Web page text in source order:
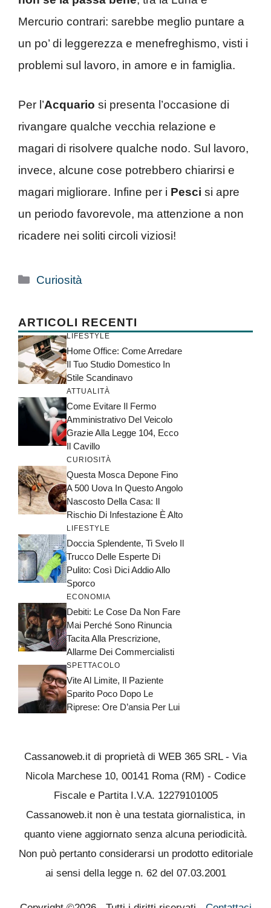
Mercurio contrari: sarebbe meglio puntare a
un po’ di leggerezza e menefreghismo, visti i
problemi sul lavoro, in amore e in famiglia.
Per l’Acquario si presenta l’occasione di
rivangare qualche vecchia relazione e
magari di risolvere qualche nodo. Sul lavoro,
invece, alcune cose potrebbero chiarirsi e
magari migliorare. Infine per i Pesci si apre
un periodo favorevole, ma attenzione a non
ricadere nei soliti circoli viziosi!
Categorie
Curiosità
ARTICOLI RECENTI
LIFESTYLE
Home Office: Come Arredare
Il Tuo Studio Domestico In
Stile Scandinavo
ATTUALITÀ
Come Evitare Il Fermo
Amministrativo Del Veicolo
Grazie Alla Legge 104, Ecco
Il Cavillo
CURIOSITÀ
Questa Mosca Depone Fino
A 500 Uova In Questo Angolo
Nascosto Della Casa: Il
Rischio Di Infestazione È Alto
LIFESTYLE
Doccia Splendente, Ti Svelo Il
Trucco Delle Esperte Di
Pulito: Così Dici Addio Allo
Sporco
ECONOMIA
Debiti: Le Cose Da Non Fare
Mai Perché Sono Rinuncia
Tacita Alla Prescrizione,
Allarme Dei Commercialisti
SPETTACOLO
Vite Al Limite, Il Paziente
Sparito Poco Dopo Le
Riprese: Ore D’ansia Per Lui
Cassanoweb.it di proprietà di WEB 365 SRL - Via
Nicola Marchese 10, 00141 Roma (RM) - Codice
Fiscale e Partita I.V.A. 12279101005
Cassanoweb.it non è una testata giornalistica, in
quanto viene aggiornato senza alcuna periodicità.
Non può pertanto considerarsi un prodotto editoriale
ai sensi della legge n. 62 del 07.03.2001